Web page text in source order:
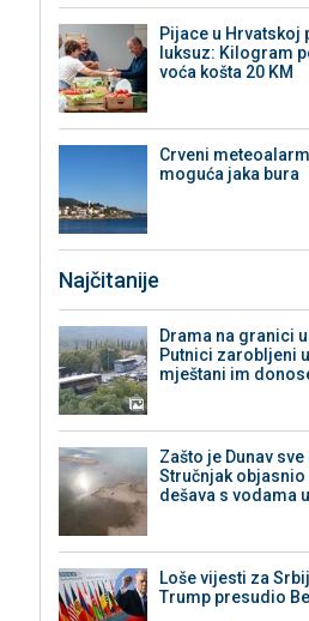
Pijace u Hrvatskoj
luksuz: Kilogram
voća košta 20 KM
Crveni
moguća jaka bura
Najčitanije
Drama na granici
Putnici zarobljeni
mještani im
Zašto je Dunav sve
Stručnjak objasnio
dešava s vodama
Loše vijesti za
Trump presudio